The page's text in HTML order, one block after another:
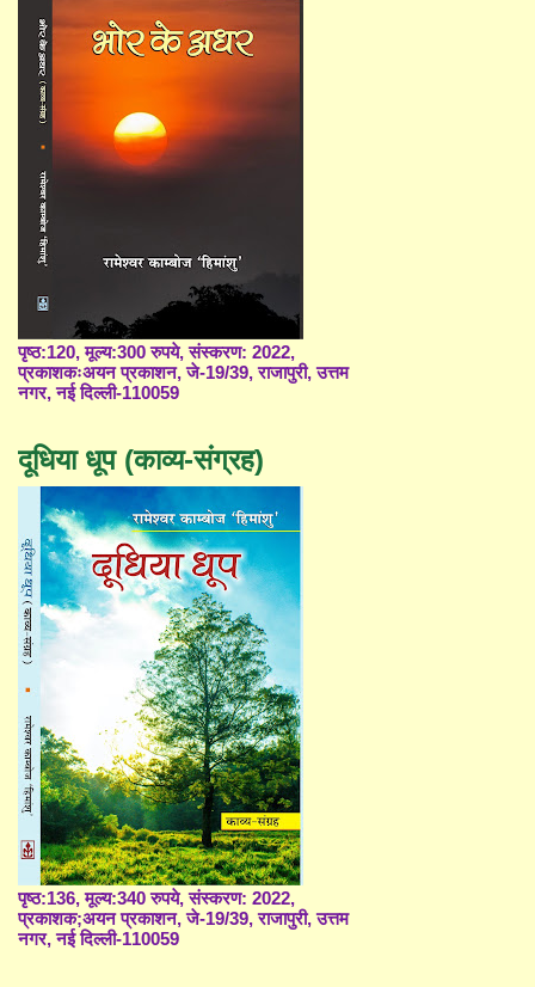
पृष्ठ:120, मूल्य:300 रुपये, संस्करण: 2022,
प्रकाशकःअयन प्रकाशन, जे-19/39, राजापुरी, उत्तम
नगर, नई दिल्ली-110059
दूधिया धूप (काव्य-संग्रह)
पृष्ठ:136, मूल्य:340 रुपये, संस्करण: 2022,
प्रकाशक;अयन प्रकाशन, जे-19/39, राजापुरी, उत्तम
नगर, नई दिल्ली-110059